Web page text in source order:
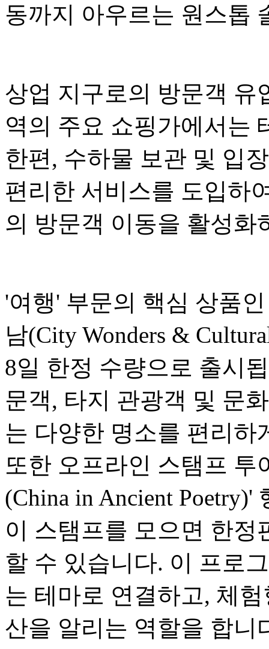
동까지 아우르는 원스톱
상업 지구로의 방문객 유
역의 주요 쇼핑가에서는
한편, 수하물 보관 및 입
편리한 서비스를 도입하
의 방문객 이동을 활성화
'여행' 부문의 핵심 상품
남(City Wonders &
8일 한정 수량으로 출시
문객, 타지 관광객 및 문
는 다양한 명소를 편리하
또한 오프라인 스탬프
(China in Ancient
이 스탬프를 모으면 한정
할 수 있습니다. 이 프로
는 테마로 연결하고, 체
산을 알리는 역할을 합니